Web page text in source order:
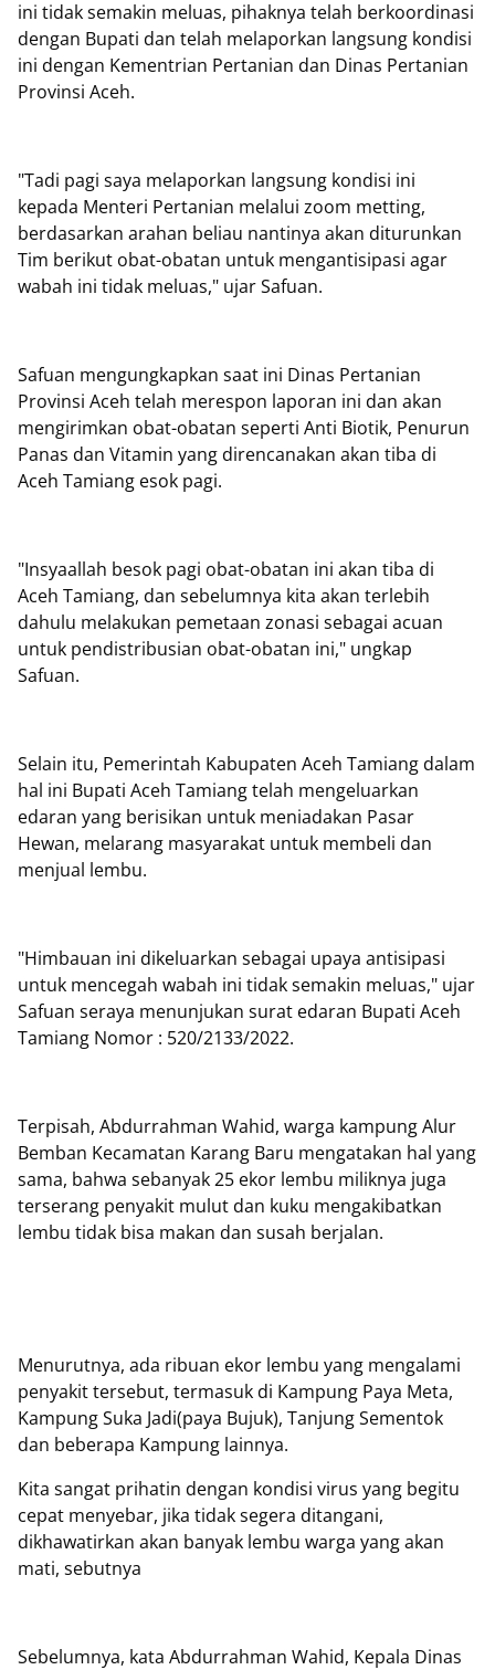
ini tidak semakin meluas, pihaknya telah berkoordinasi
dengan Bupati dan telah melaporkan langsung kondisi
ini dengan Kementrian Pertanian dan Dinas Pertanian
Provinsi Aceh.
"Tadi pagi saya melaporkan langsung kondisi ini
kepada Menteri Pertanian melalui zoom metting,
berdasarkan arahan beliau nantinya akan diturunkan
Tim berikut obat-obatan untuk mengantisipasi agar
wabah ini tidak meluas," ujar Safuan.
Safuan mengungkapkan saat ini Dinas Pertanian
Provinsi Aceh telah merespon laporan ini dan akan
mengirimkan obat-obatan seperti Anti Biotik, Penurun
Panas dan Vitamin yang direncanakan akan tiba di
Aceh Tamiang esok pagi.
"Insyaallah besok pagi obat-obatan ini akan tiba di
Aceh Tamiang, dan sebelumnya kita akan terlebih
dahulu melakukan pemetaan zonasi sebagai acuan
untuk pendistribusian obat-obatan ini," ungkap
Safuan.
Selain itu, Pemerintah Kabupaten Aceh Tamiang dalam
hal ini Bupati Aceh Tamiang telah mengeluarkan
edaran yang berisikan untuk meniadakan Pasar
Hewan, melarang masyarakat untuk membeli dan
menjual lembu.
"Himbauan ini dikeluarkan sebagai upaya antisipasi
untuk mencegah wabah ini tidak semakin meluas," ujar
Safuan seraya menunjukan surat edaran Bupati Aceh
Tamiang Nomor : 520/2133/2022.
Terpisah, Abdurrahman Wahid, warga kampung Alur
Bemban Kecamatan Karang Baru mengatakan hal yang
sama, bahwa sebanyak 25 ekor lembu miliknya juga
terserang penyakit mulut dan kuku mengakibatkan
lembu tidak bisa makan dan susah berjalan.
Menurutnya, ada ribuan ekor lembu yang mengalami
penyakit tersebut, termasuk di Kampung Paya Meta,
Kampung Suka Jadi(paya Bujuk), Tanjung Sementok
dan beberapa Kampung lainnya.
Kita sangat prihatin dengan kondisi virus yang begitu
cepat menyebar, jika tidak segera ditangani,
dikhawatirkan akan banyak lembu warga yang akan
mati, sebutnya
Sebelumnya, kata Abdurrahman Wahid, Kepala Dinas